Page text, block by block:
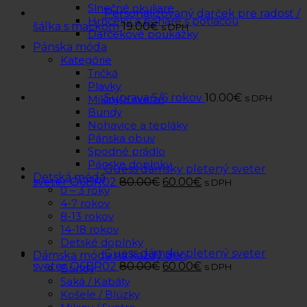
Slnečné okuliare
Hrnčeky a poháre s potlačou
Darčekové poukážky
Pánska móda
Kategórie
Tričká
Plavky
Mikiny a svetre
Bundy
Nohavice a tepláky
Pánska obuv
Spodné prádlo
Pánske doplnky
Detská móda
0 – 3 roky
4-7 rokov
8-13 rokov
14-18 rokov
Detské doplnky
Dámska móda na každý deň
Bundy
Saká / Kabáty
Košele / Blúzky
Personalizovaný darček pre radosť /
šálka s mackom 19.00€ s DPH
Súprava 5/6 rokov 10.00€ s DPH
Guess dámsky pletený sveter
sveter O6BR02 80.00€ 60.00€ s DPH
Guess dámsky pletený sveter
sveter O6BR02 80.00€ 60.00€ s DPH